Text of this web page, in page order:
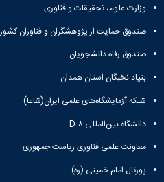
وزارت علوم، تحقیقات و فناوری
صندوق حمایت از پژوهشگران و فناوران کشور
صندوق رفاه دانشجویان
بنیاد نخبگان استان همدان
شبکه آزمایشگاه‌های علمی ایران(شاعا)
دانشگاه بین‌المللی D-۸
معاونت علمی فناوری ریاست جمهوری
پورتال امام خمینی (ره)